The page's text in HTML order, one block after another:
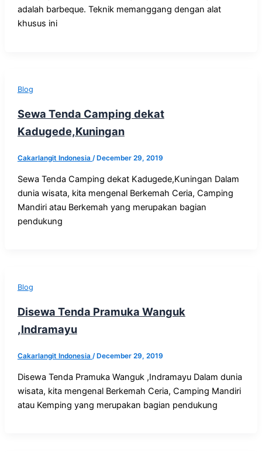
adalah barbeque. Teknik memanggang dengan alat
khusus ini
Blog
Sewa Tenda Camping dekat
Kadugede,Kuningan
Cakarlangit Indonesia / December 29, 2019
Sewa Tenda Camping dekat Kadugede,Kuningan Dalam
dunia wisata, kita mengenal Berkemah Ceria, Camping
Mandiri atau Berkemah yang merupakan bagian
pendukung
Blog
Disewa Tenda Pramuka Wanguk
,Indramayu
Cakarlangit Indonesia / December 29, 2019
Disewa Tenda Pramuka Wanguk ,Indramayu Dalam dunia
wisata, kita mengenal Berkemah Ceria, Camping Mandiri
atau Kemping yang merupakan bagian pendukung